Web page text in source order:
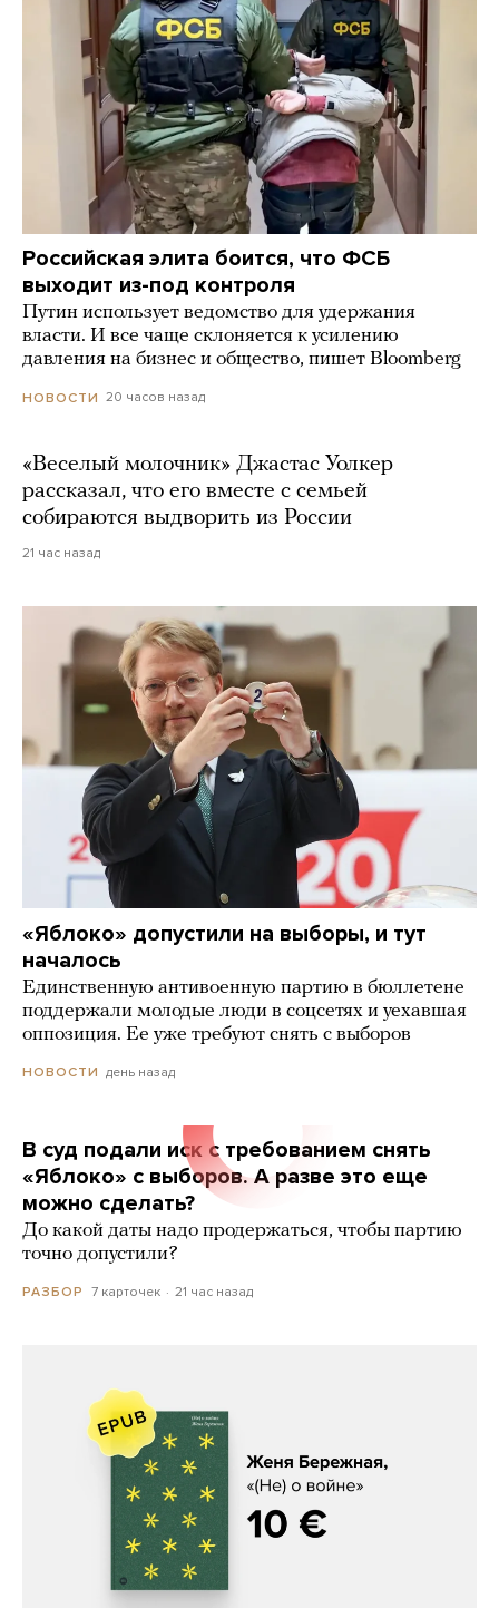
Российская элита боится, что ФСБ
выходит из-под контроля
Путин использует ведомство для удержания
власти. И все чаще склоняется к усилению
давления на бизнес и общество, пишет Bloomberg
НОВОСТИ 20 часов назад
«Веселый молочник» Джастас Уолкер
рассказал, что его вместе с семьей
собираются выдворить из России
21 час назад
«Яблоко» допустили на выборы, и тут
началось
Единственную антивоенную партию в бюллетене
поддержали молодые люди в соцсетях и уехавшая
оппозиция. Ее уже требуют снять с выборов
НОВОСТИ день назад
В суд подали иск с требованием снять
«Яблоко» с выборов. А разве это еще
можно сделать?
До какой даты надо продержаться, чтобы партию
точно допустили?
РАЗБОР 7 карточек 21 час назад
Женя Бережная, «(Не) о войне»